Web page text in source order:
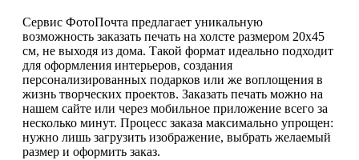
Сервис ФотоПочта предлагает уникальную
возможность заказать печать на холсте размером 20х45
см, не выходя из дома. Такой формат идеально подходит
для оформления интерьеров, создания
персонализированных подарков или же воплощения в
жизнь творческих проектов. Заказать печать можно на
нашем сайте или через мобильное приложение всего за
несколько минут. Процесс заказа максимально упрощен:
нужно лишь загрузить изображение, выбрать желаемый
размер и оформить заказ.